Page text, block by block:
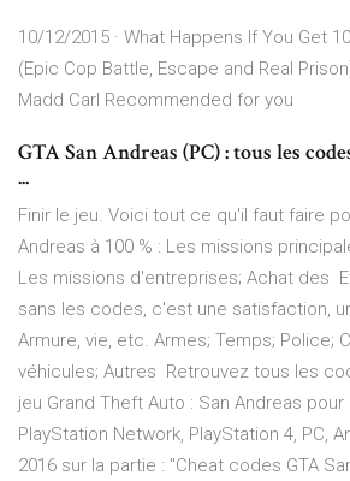
10/12/2015 · What Happens If You Get
(Epic Cop Battle, Escape and Real
Madd Carl Recommended for you
GTA San Andreas (PC) : tous les
...
Finir le jeu. Voici tout ce qu'il faut faire
Andreas à 100 % : Les missions
Les missions d'entreprises; Achat des
sans les codes, c'est une satisfaction,
Armure, vie, etc. Armes; Temps; Police;
véhicules; Autres Retrouvez tous les
jeu Grand Theft Auto : San Andreas pour
PlayStation Network, PlayStation 4, PC,
2016 sur la partie : "Cheat codes GTA